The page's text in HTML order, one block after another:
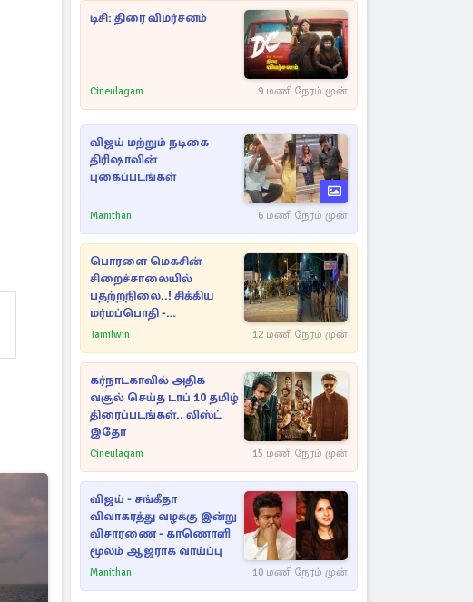
டிசி: திரை விமர்சனம்
Cineulagam 9 மணி நேரம் முன்
விஜய் மற்றும் நடிகை
திரிஷாவின்
புகைப்படங்கள்
Manithan 6 மணி நேரம் முன்
பொரளை மெகசின்
சிறைச்சாலையில்
பதற்றநிலை..! சிக்கிய
மர்மப்பொதி -
பின்னணியில் வெளியான
Tamilwin 12 மணி நேரம் முன்
கர்நாடகாவில் அதிக
வசூல் செய்த டாப் 10 தமிழ்
திரைப்படங்கள்.. லிஸ்ட்
இதோ
Cineulagam 15 மணி நேரம் முன்
விஜய் - சங்கீதா
விவாகரத்து வழக்கு இன்று
விசாரணை - காணொளி
மூலம் ஆஜராக வாய்ப்பு
Manithan 10 மணி நேரம் முன்